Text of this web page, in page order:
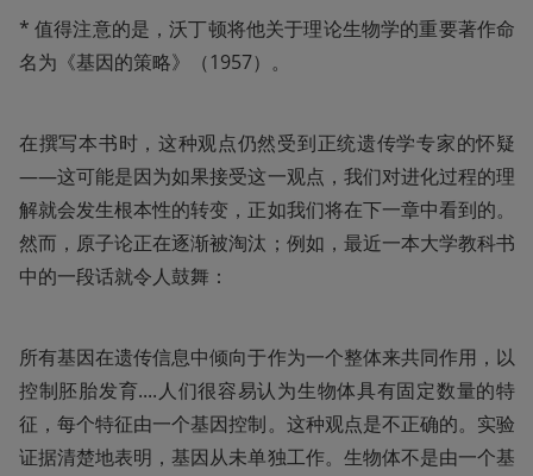
* 值得注意的是，沃丁顿将他关于理论生物学的重要著作命
名为《基因的策略》（1957）。
在撰写本书时，这种观点仍然受到正统遗传学专家的怀疑
——这可能是因为如果接受这一观点，我们对进化过程的理
解就会发生根本性的转变，正如我们将在下一章中看到的。
然而，原子论正在逐渐被淘汰；例如，最近一本大学教科书
中的一段话就令人鼓舞：
所有基因在遗传信息中倾向于作为一个整体来共同作用，以
控制胚胎发育....人们很容易认为生物体具有固定数量的特
征，每个特征由一个基因控制。这种观点是不正确的。实验
证据清楚地表明，基因从未单独工作。生物体不是由一个基